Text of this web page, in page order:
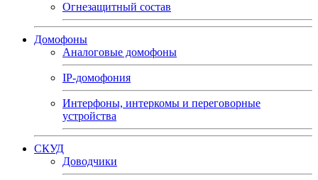
Огнезащитный состав
Домофоны
Аналоговые домофоны
IP-домофония
Интерфоны, интеркомы и переговорные
устройства
СКУД
Доводчики